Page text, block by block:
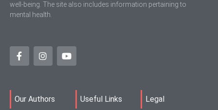
well-being. The site also includes information pertaining to
mental health.
Our Authors Useful Links Legal